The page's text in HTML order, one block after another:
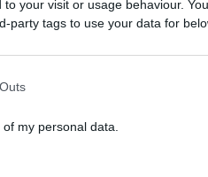
your visit or usage behaviour.
party tags to use your data for
my personal data.
σχέδια σε διάφορες